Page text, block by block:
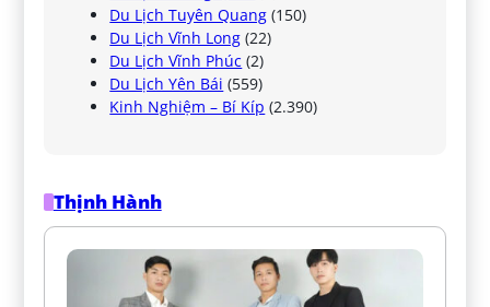
Du Lịch Tuyên Quang (150)
Du Lịch Vĩnh Long (22)
Du Lịch Vĩnh Phúc (2)
Du Lịch Yên Bái (559)
Kinh Nghiệm – Bí Kíp (2.390)
Thịnh Hành